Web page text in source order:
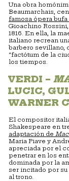
Una obra
Beaumarchais,
famosa ópera
Gioachino
1816. En ella, la
italiano recrean
barbero sevillano,
“factótum de la
los tiempos.
VERDI –
LUCIC,
WARNER
El compositor
Shakespeare en
adaptación de
Maria Piave y
apreciada por el
penetrar en los
dominada por la
ser incitado por su
al trono.